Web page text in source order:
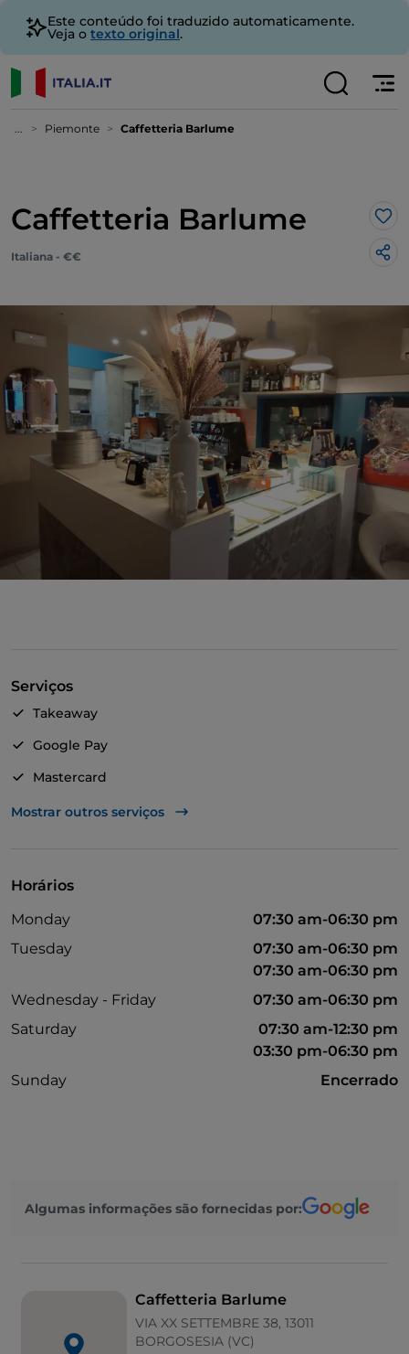
Este conteúdo foi traduzido automaticamente.
Veja o texto original.
... Piemonte Caffetteria Barlume
Caffetteria Barlume
Italiana - €€
Serviços
Takeaway
Google Pay
Mastercard
Pagamento com Satispay
Mostrar outros serviços
Horários
Monday
07:30 am-06:30 pm
Tuesday
07:30 am-06:30 pm
07:30 am-06:30 pm
Wednesday - Friday
07:30 am-06:30 pm
Saturday
07:30 am-12:30 pm
03:30 pm-06:30 pm
Sunday
Encerrado
Algumas informações são fornecidas por:
Caffetteria Barlume
VIA XX SETTEMBRE 38, 13011
BORGOSESIA (VC)